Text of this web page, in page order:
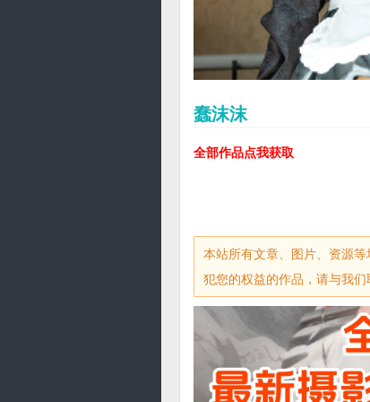
蠢沫沫
全部作品点我获取
本站所有文章、图片、资源
犯您的权益的作品，请与我